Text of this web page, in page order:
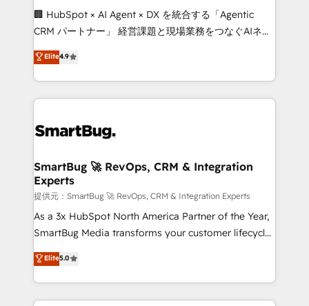
around your business, not a template. ➤ Migration:
Move from any legacy CRM. Zero downtime, full data
run your revenue process. Sales, marketing, and
service wired together. ➤ AI and Integrations: Layer
tune-ups, feature rollouts, adoption coaching. Buying
HubSpot, switching to it, or reviving a stale portal?
We are built for the work.
🏢 HubSpot × AI Agent × DX を統合する「Agentic
CRM パートナー」 経営課題と現場業務をつなぐAIネイ
ティブ・エージェンシーとして、HubSpot Eliteの実装
力で顧客フロント業務を再設計します。 💡 100inc は何
をする会社か？ HubSpotを共通基盤に、AIエージェン
トを組み込んだ顧客フロント業務（マーケティング・営
ィブ・エージェンシーです。事業部・グループ会社・部
を、CRMを軸とした全社共通基盤に再構築します。意
思決定者・PMO・現場担当者に並走します。 1️⃣
HubSpot導入・活用支援 顧客データの一元化から、
GTMの見える化・自動化まで。全Hub統合運用、デー
タ品質設計、グループ横断のCRM統合に対応します。
の一部をAIが自律実行する組織への移行を設計・実装。
Breeze・Claude等をHubSpotと連携させ、役割定義・
Elite4.9
SmartBug 🚀 RevOps, CRM & Integration
Experts
提供元：SmartBug 🚀 RevOps, CRM & Integration Experts
As a 3x HubSpot North America Partner of the Year,
SmartBug Media transforms your customer lifecycle
into a revenue engine. Our unified ecosystem
includes specialized divisions Globalia (AI &
Software) and Point Success Media (Paid Media),
making this the official home for all three brands. 🔄
Elite5.0